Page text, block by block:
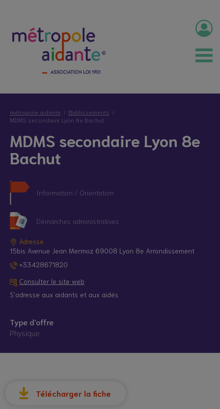
métropole aidante
Etablissements
MDMS secondaire Lyon 8e Bachut
MDMS secondaire Lyon 8e
Bachut
Information / Orientation
Démarches administratives
Adresse
15bis Avenue Jean Mermoz 69008 Lyon 8e Arrondissement
+33428671820
Consulter le site web
S'adresse aux aidants et aux aidés
Type d'offre
Physique
Télécharger la fiche